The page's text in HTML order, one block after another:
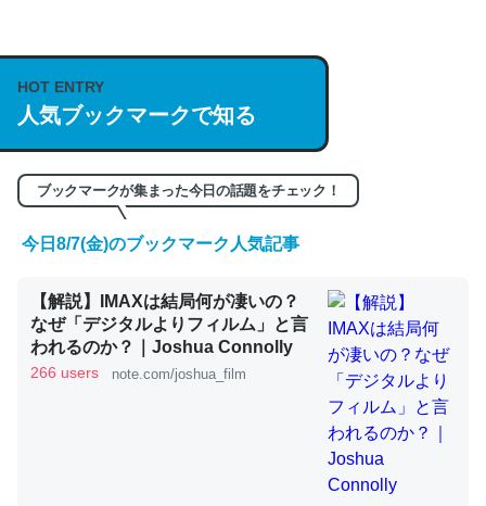
https://isobe324649.hatenablog.com/entry/2023/03/27
/064121
─GPTの仕組みと限界についての考察（１） - conceptualization
くらい。小説でいう「ずっと前の伏線」は回収されないけ
ど、短期記憶というには多い分量。進化すればするほど分
かりやすく強くなりそう
─GPTの仕組みと限界についての考察（１） - conceptualization
HOT ENTRY
人気ブックマークで知る
ブックマークが集まった今日の話題をチェック！
今日8/7(金)のブックマーク人気記事
【解説】IMAXは結局何が凄いの？
なぜ「デジタルよりフィルム」と言
われるのか？｜Joshua Connolly
266 users note.com/joshua_film